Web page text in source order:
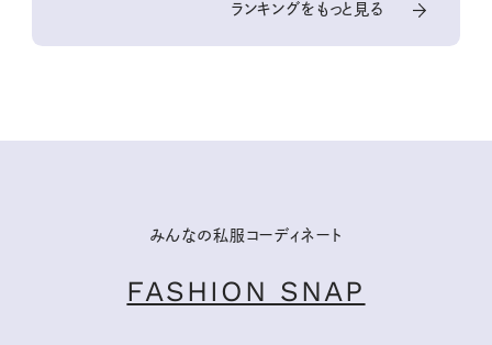
ランキングをもっと見る
みんなの私服コーディネート
FASHION SNAP